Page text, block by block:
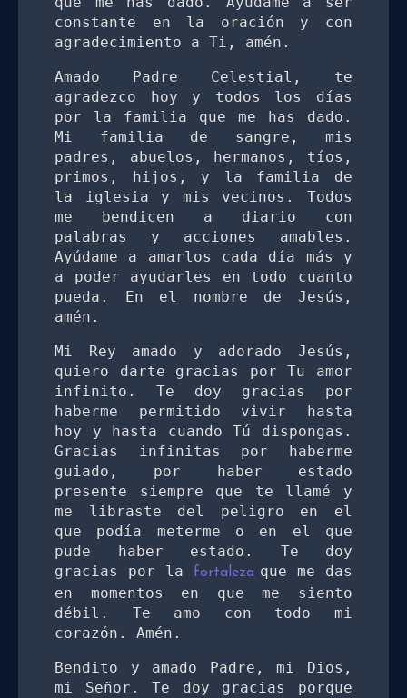
constante en la oración y con
agradecimiento a Ti, amén.
Amado Padre Celestial, te
agradezco hoy y todos los días
por la familia que me has dado.
Mi familia de sangre, mis
padres, abuelos, hermanos, tíos,
primos, hijos, y la familia de
la iglesia y mis vecinos. Todos
me bendicen a diario con
palabras y acciones amables.
Ayúdame a amarlos cada día más y
a poder ayudarles en todo cuanto
pueda. En el nombre de Jesús,
amén.
Mi Rey amado y adorado Jesús,
quiero darte gracias por Tu amor
infinito. Te doy gracias por
haberme permitido vivir hasta
hoy y hasta cuando Tú dispongas.
Gracias infinitas por haberme
guiado, por haber estado
presente siempre que te llamé y
me libraste del peligro en el
que podía meterme o en el que
pude haber estado. Te doy
gracias por la
fortaleza que me das
en momentos en que me siento
débil. Te amo con todo mi
corazón. Amén.
Bendito y amado Padre, mi Dios,
mi Señor. Te doy gracias porque